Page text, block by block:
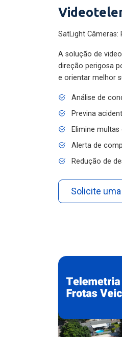
SatLight
A solução de
direção perigosa
e orientar melhor
Análise de
Previna
Elimine multas
Alerta de
Redução de
Solicite